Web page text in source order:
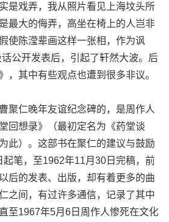
是戏弄，我从照片看见上海坟头所
最大的侮弄，高坐在椅上的人岂非
使陈滢辈画这样一张相，作为讽
公开发表后，引起了轩然大波。后
，其中有些观点也遭到很多非议。
仁晚年友谊纪念碑的，是周作人
回想录》（最初定名为《药堂谈
此）。这部书在聚仁的建议与鼓励
笔，至1962年11月30日完稿，前
后的发表、出版，却有着更多的曲
之间，有过许多通信，记录了其中
至1967年5月6日周作人惨死在文化